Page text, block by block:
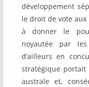
développement
le droit de vote
à donner le
noyautée par
d’ailleurs en
stratégique portait
australe et,